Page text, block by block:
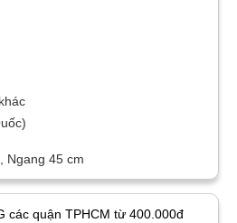
Ngang 45 cm
các quận TPHCM từ 400.000đ